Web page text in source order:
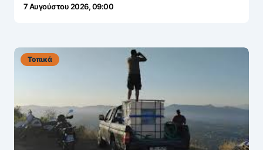
7 Αυγούστου 2026, 09:00
Τοπικά